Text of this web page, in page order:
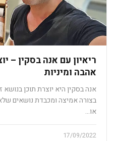
ריאיון עם אנה בסקין –
אהבה ומיניות
אנה בסקין היא יוצרת תוכן בנושא
בצורה אמיצה ומכבדת נושאים
או…
17/09/2022